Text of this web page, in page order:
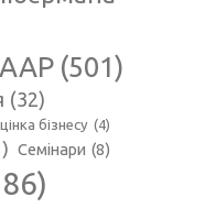
(501)
(32)
бізнесу (4)
Семінари (8)